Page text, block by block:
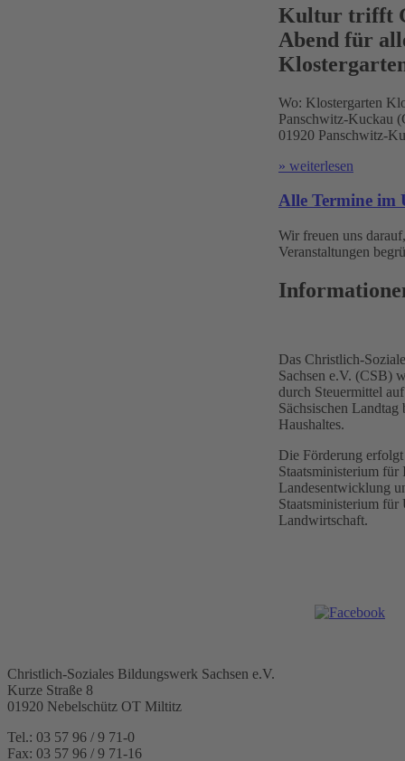
Kultur trifft
Abend für
Wo: Klostergarten
Panschwitz-Kuckau
01920 Panschwitz-
» weiterlesen
Alle Termine im
Wir freuen uns
Veranstaltungen
Das Christlich-
Sachsen e.V. (CSB)
durch Steuermittel
Sächsischen Landtag
Haushaltes.
Die Förderung erfolgt
Staatsministerium
Landesentwicklung
Staatsministerium
Landwirtschaft.
Christlich-Soziales Bildungswerk Sachsen e.V.
Kurze Straße 8
01920 Nebelschütz OT Miltitz
Tel.: 03 57 96 / 9 71-0
Fax: 03 57 96 / 9 71-16